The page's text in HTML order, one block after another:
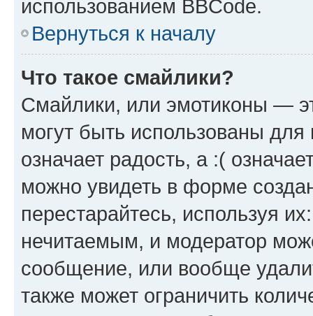
использованием BBCode.
Вернуться к началу
Что такое смайлики?
Смайлики, или эмотиконы —
могут быть использованы
означает радость, а :(
можно увидеть в форме
перестарайтесь, используя
нечитаемым, и модератор
сообщение, или вообще
также может ограничить